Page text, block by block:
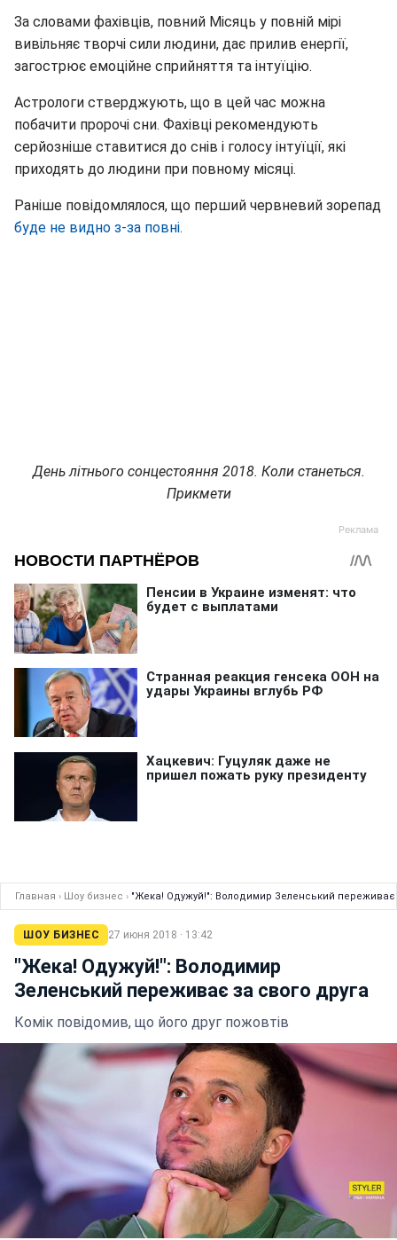
За словами фахівців, повний Місяць у повній мірі
вивільняє творчі сили людини, дає прилив енергії,
загострює емоційне сприйняття та інтуїцію.
Астрологи стверджують, що в цей час можна
побачити пророчі сни. Фахівці рекомендують
серйозніше ставитися до снів і голосу інтуїції, які
приходять до людини при повному місяці.
Раніше повідомлялося, що перший червневий зорепад
буде не видно з-за повні.
День літнього сонцестояння 2018. Коли станеться.
Прикмети
Главная › Шоу бизнес › "Жека! Одужуй!": Володимир Зеленський переживає
ШОУ БИЗНЕС 27 июня 2018 · 13:42
"Жека! Одужуй!": Володимир
Зеленський переживає за свого друга
Комік повідомив, що його друг пожовтів